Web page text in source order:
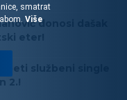
donosi dašak
eter!
peti službeni single
2.!
smatrat
Više